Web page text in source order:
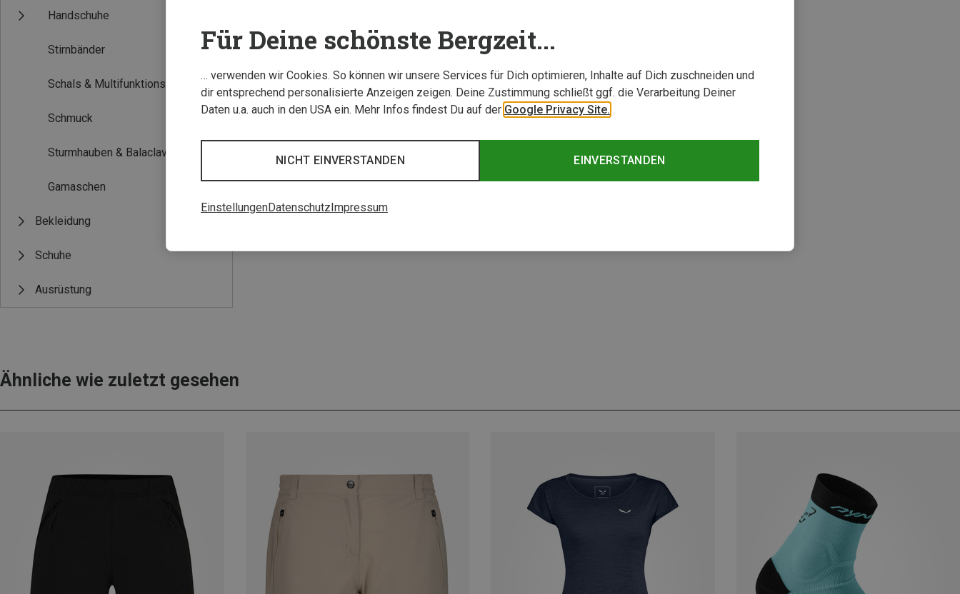
Handschuhe
Stirnbänder
Schals & Multifunktionstücher
Schmuck
Sturmhauben & Balaclavas
Gamaschen
Bekleidung
Schuhe
Ausrüstung
1 von 1 Artikel angesehen
Ähnliche wie zuletzt gesehen
Für Deine schönste Bergzeit...
… verwenden wir Cookies. So können wir unsere Services für Dich optimieren, Inhalte auf Dich zuschneiden und
dir entsprechend personalisierte Anzeigen zeigen. Deine Zustimmung schließt ggf. die Verarbeitung Deiner
Daten u.a. auch in den USA ein. Mehr Infos findest Du auf der Google Privacy Site.
EINVERSTANDEN
NICHT EINVERSTANDEN
EinstellungenDatenschutzImpressum